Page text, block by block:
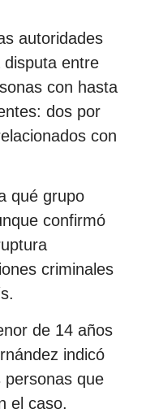
autoridades
disputa entre
con hasta
dos por
con
qué grupo
confirmó
criminales
de 14 años
indicó
personas que
el caso.